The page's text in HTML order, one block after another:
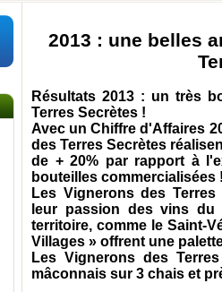
2013 : une belles
Résultats 2013 : un très
Terres Secrètes !
Avec un Chiffre d'Affaires
des Terres Secrètes
de + 20% par rapport à
bouteilles commercialisées
Les Vignerons des
leur passion des vins du
territoire, comme le Saint-
Villages » offrent une
Les Vignerons des
mâconnais sur 3 chais et